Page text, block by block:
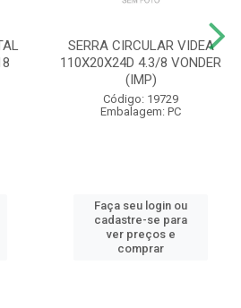
SERRA CIRCULAR VIDEA
110X20X24D 4.3/8 VONDER
(IMP)
Código: 19729
Embalagem: PC
Faça seu login ou
cadastre-se para
ver preços e
comprar